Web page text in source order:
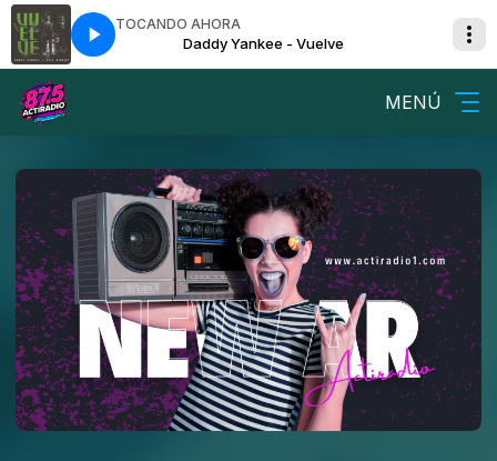
TOCANDO AHORA
Daddy Yankee - Vuelve
MENÚ